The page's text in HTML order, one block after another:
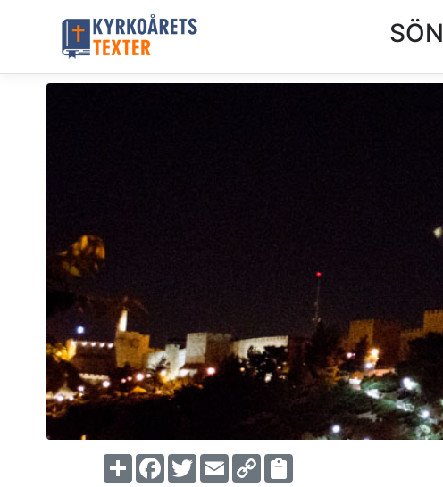
ShareFacebook
TwitterEmailCopy
Link